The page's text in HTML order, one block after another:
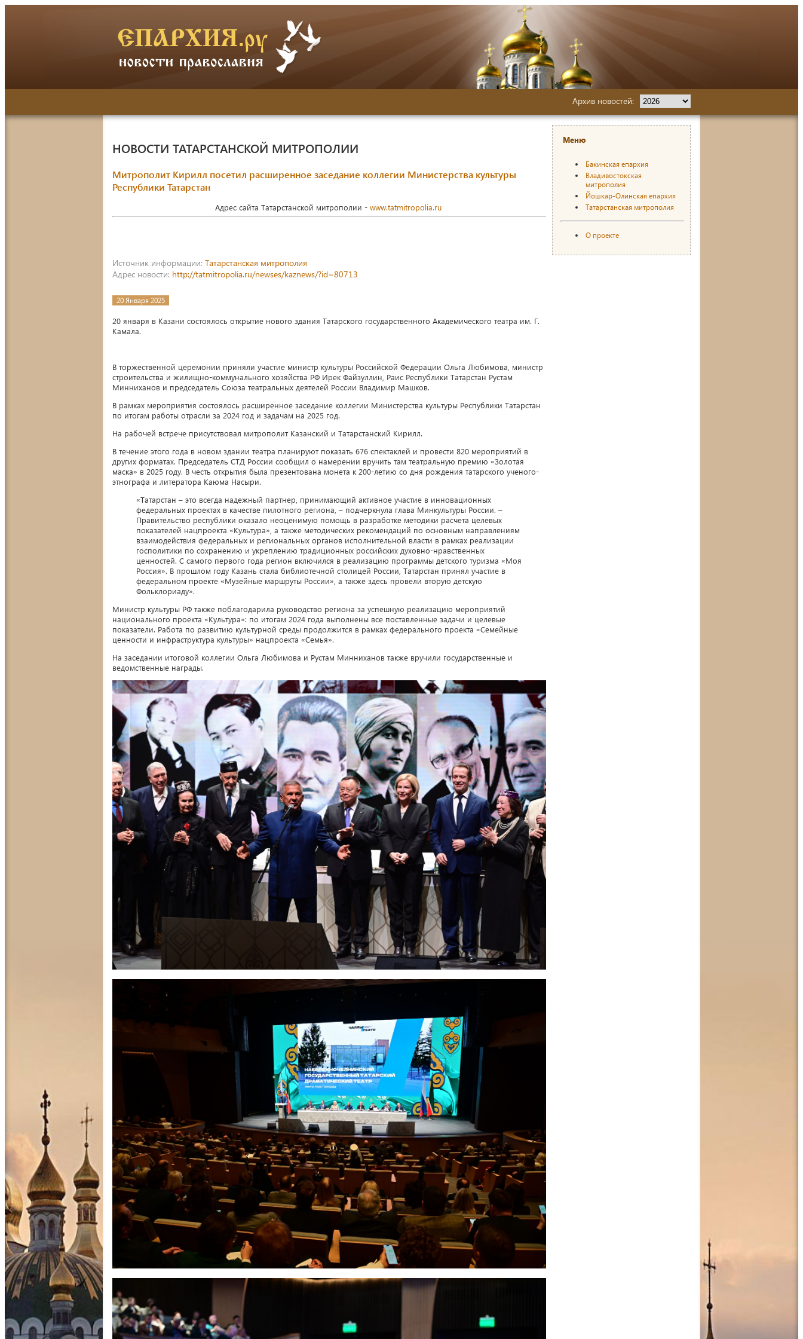
Архив новостей:
НОВОСТИ ТАТАРСТАНСКОЙ МИТРОПОЛИИ
Митрополит Кирилл посетил расширенное заседание коллегии Министерства культуры
Республики Татарстан
Адрес сайта Татарстанской митрополии - www.tatmitropolia.ru
Источник информации: Татарстанская митрополия
Адрес новости: http://tatmitropolia.ru/newses/kaznews/?id=80713
20 Января 2025
20 января в Казани состоялось открытие нового здания Татарского государственного Академического театра им. Г.
Камала.
В торжественной церемонии приняли участие министр культуры Российской Федерации Ольга Любимова, министр
строительства и жилищно-коммунального хозяйства РФ Ирек Файзуллин, Раис Республики Татарстан Рустам
Минниханов и председатель Союза театральных деятелей России Владимир Машков.
В рамках мероприятия состоялось расширенное заседание коллегии Министерства культуры Республики Татарстан
по итогам работы отрасли за 2024 год и задачам на 2025 год.
На рабочей встрече присутствовал митрополит Казанский и Татарстанский Кирилл.
В течение этого года в новом здании театра планируют показать 676 спектаклей и провести 820 мероприятий в
других форматах. Председатель СТД России сообщил о намерении вручить там театральную премию «Золотая
маска» в 2025 году. В честь открытия была презентована монета к 200-летию со дня рождения татарского ученого-
этнографа и литератора Каюма Насыри.
«Татарстан – это всегда надежный партнер, принимающий активное участие в инновационных
федеральных проектах в качестве пилотного региона, – подчеркнула глава Минкультуры России. –
Правительство республики оказало неоценимую помощь в разработке методики расчета целевых
показателей нацпроекта «Культура», а также методических рекомендаций по основным направлениям
взаимодействия федеральных и региональных органов исполнительной власти в рамках реализации
госполитики по сохранению и укреплению традиционных российских духовно-нравственных
ценностей. С самого первого года регион включился в реализацию программы детского туризма «Моя
Россия». В прошлом году Казань стала библиотечной столицей России, Татарстан принял участие в
федеральном проекте «Музейные маршруты России», а также здесь провели вторую детскую
Фольклориаду».
Министр культуры РФ также поблагодарила руководство региона за успешную реализацию мероприятий
национального проекта «Культура»: по итогам 2024 года выполнены все поставленные задачи и целевые
показатели. Работа по развитию культурной среды продолжится в рамках федерального проекта «Семейные
ценности и инфраструктура культуры» нацпроекта «Семья».
На заседании итоговой коллегии Ольга Любимова и Рустам Минниханов также вручили государственные и
ведомственные награды.
Меню
Бакинская епархия
Владивостокская
митрополия
Йошкар-Олинская епархия
Татарстанская митрополия
О проекте